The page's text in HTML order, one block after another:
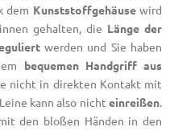
dem Kunststoffgehäuse wird
innen gehalten, die Länge der
werden und Sie haben
bequemen Handgriff aus
nicht in direkten Kontakt mit
kann also nicht einreißen.
den bloßen Händen in den